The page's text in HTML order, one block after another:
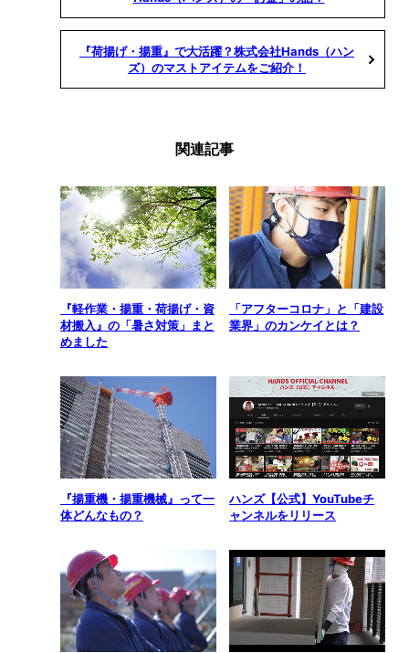
『荷揚げ・揚重』で大活躍？株式会社Hands（ハン
ズ）のマストアイテムをご紹介！
関連記事
『軽作業・揚重・荷揚げ・資
材搬入』の「暑さ対策」まと
めました
「アフターコロナ」と「建設
業界」のカンケイとは？
『揚重機・揚重機械』って一
体どんなもの？
ハンズ【公式】YouTubeチ
ャンネルをリリース